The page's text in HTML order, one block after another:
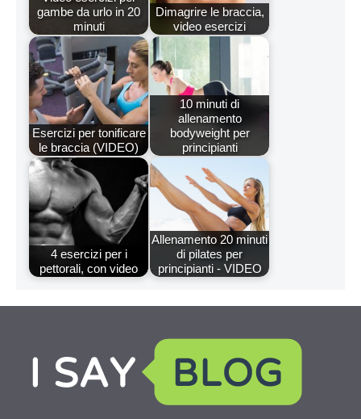
gambe da urlo in 20
minuti
Dimagrire le braccia,
video esercizi
Esercizi per tonificare
le braccia (VIDEO)
10 minuti di
allenamento
bodyweight per
principianti
4 esercizi per i
pettorali, con video
Allenamento 20 minuti
di pilates per
principianti - VIDEO